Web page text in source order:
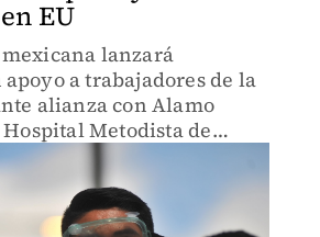
EU
lanzará
a trabajadores de la
alianza con Alamo
Metodista de